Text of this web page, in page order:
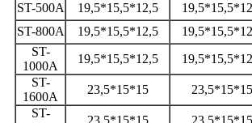
ST-500A
19,5*15,5*12,5
ST-800A
19,5*15,5*12,5
ST-
1000A
19,5*15,5*12,5
ST-
1600A
23,5*15*15 23,5*15*15
ST-
23,5*15*15 23,5*15*15